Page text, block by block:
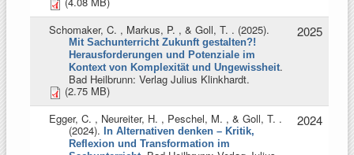
Schomaker, C. , Markus, P. , & Goll, T. . (2025).
Mit Sachunterricht Zukunft gestalten?!
Herausforderungen und Potenziale im
Kontext von Komplexität und Ungewissheit.
Bad Heilbrunn: Verlag Julius Klinkhardt.
(2.75 MB)
2025
Egger, C. , Neureiter, H. , Peschel, M. , & Goll, T. .
(2024). In Alternativen denken – Kritik,
Reflexion und Transformation im
2024